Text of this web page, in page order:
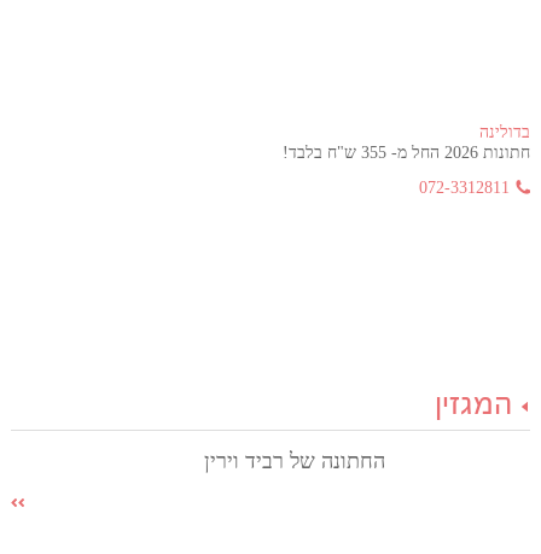
בדולינה
חתונות 2026 החל מ- 355 ש"ח בלבד!
072-3312811
המגזין
החתונה של רביד וירין